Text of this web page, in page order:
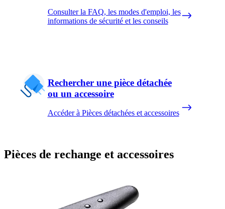
Consulter la FAQ, les modes d'emploi, les
informations de sécurité et les conseils
Rechercher une pièce détachée
ou un accessoire
Accéder à Pièces détachées et accessoires
Pièces de rechange et accessoires